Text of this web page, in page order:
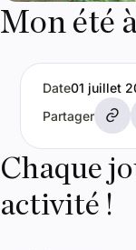
Mon été
Partager
Date01 juillet
Chaque
activité !